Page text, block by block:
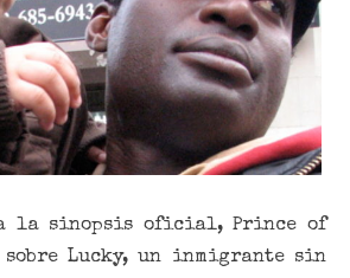
la sinopsis oficial, Prince of
sobre Lucky, un inmigrante sin